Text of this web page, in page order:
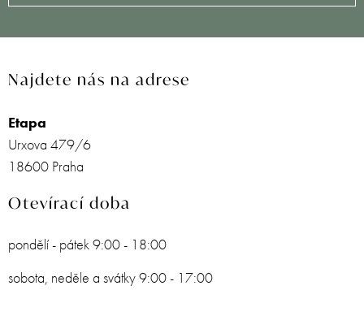
Najdete nás na adrese
Etapa
Urxova 479/6
18600 Praha
Otevírací doba
pondělí - pátek 9:00 - 18:00
sobota, neděle a svátky 9:00 - 17:00